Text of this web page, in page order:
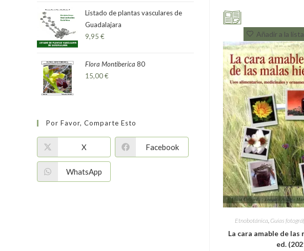
Añadir a la
Etnobotánica Guías
La cara amable de las
ed.
Listado de plantas vasculares de
Guadalajara
9,95 €
Flora Montiberica 80
15,00€
Por Favor, Comparte Esto
X Facebook
WhatsApp